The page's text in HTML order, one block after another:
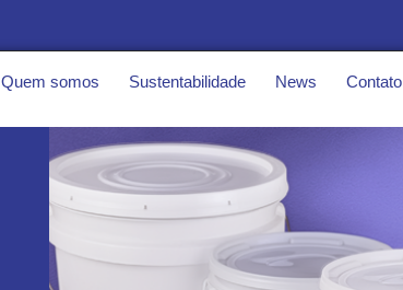
Quem somos Sustentabilidade News Contato